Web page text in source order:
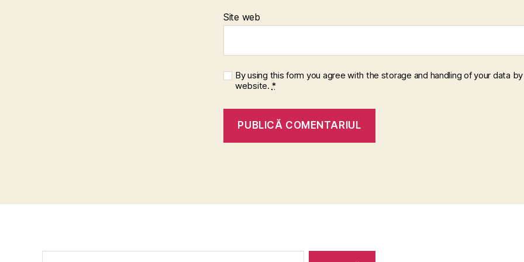
Site web
By using this form you agree with the storage and handling of your data
website. *